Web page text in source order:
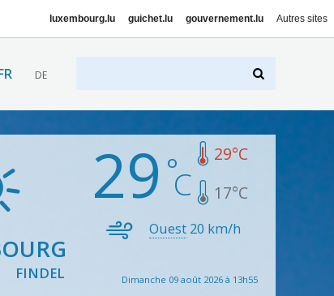
luxembourg.lu guichet.lu gouvernement.lu Autres sites
DE
FINDEL
29 29°C
17°C
Ouest 20 km/h
Dimanche 09 août 2026 à 13h55